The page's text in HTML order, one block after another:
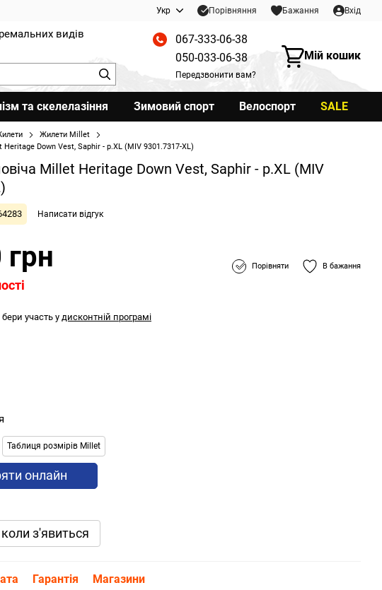
Укр Порівняння Бажання Вхід
видів
067-333-06-38
050-033-06-38
Передзвонити вам?
Мій кошик
та скелелазіння Зимовий спорт Велоспорт SALE
Жилети Millet
Down Vest, Saphir - р.XL (MIV 9301.7317-XL)
Millet Heritage Down Vest, Saphir - р.XL (MIV
Написати відгук
Порівняти В бажання
бери участь удисконтній програмі
Таблиця розмірів Millet
онлайн
з'явиться
Гарантія Магазини